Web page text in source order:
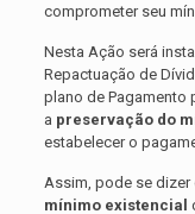
comprometer seu
Nesta Ação será
Repactuação de
plano de Pagamento
a preservação do
estabelecer o
Assim, pode se dizer
mínimo existencial